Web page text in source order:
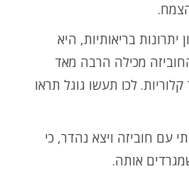
יתרונות בריאותיות, היא
מכילה הרבה מאד
לכו תעשו גוגל תראו
עם חוביזה ויצא נהדר, כי
אותה.